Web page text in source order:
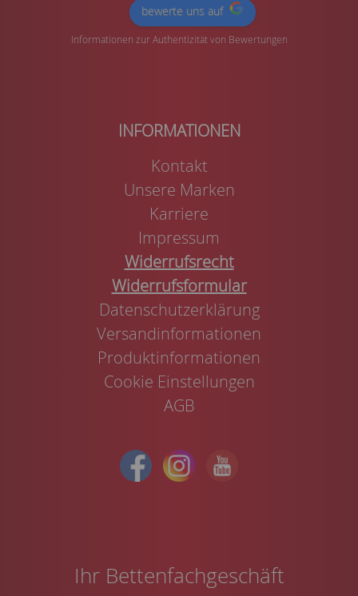
bewerte uns auf
Informationen zur Authentizität von Bewertungen
Kontakt
Unsere Marken
Karriere
Impressum
Widerrufsrecht
Widerrufsformular
Datenschutzerklärung
Versandinformationen
Produktinformationen
Cookie Einstellungen
AGB
Ihr Bettenfachgeschäft